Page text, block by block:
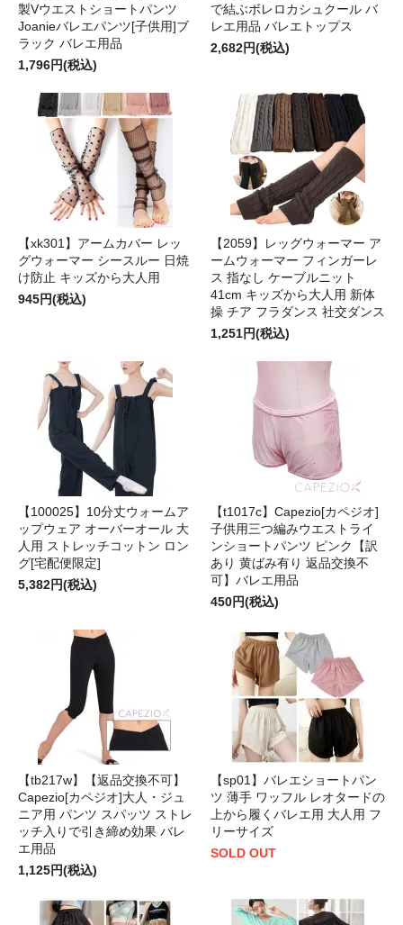
製Vウエストショートパンツ
Joanieバレエパンツ[子供用]ブ
ラック バレエ用品
1,796円(税込)
で結ぶボレロカシュクール バ
レエ用品 バレエトップス
2,682円(税込)
【xk301】アームカバー レッ
グウォーマー シースルー 日焼
け防止 キッズから大人用
945円(税込)
【2059】レッグウォーマー ア
ームウォーマー フィンガーレ
ス 指なし ケーブルニット
41cm キッズから大人用 新体
操 チア フラダンス 社交ダンス
1,251円(税込)
【100025】10分丈ウォームア
ップウェア オーバーオール 大
人用 ストレッチコットン ロン
グ[宅配便限定]
5,382円(税込)
【t1017c】Capezio[カペジオ]
子供用三つ編みウエストライ
ンショートパンツ ピンク【訳
あり 黄ばみ有り 返品交換不
可】バレエ用品
450円(税込)
【tb217w】【返品交換不可】
Capezio[カペジオ]大人・ジュ
ニア用 パンツ スパッツ ストレ
ッチ入りで引き締め効果 バレ
エ用品
1,125円(税込)
【sp01】バレエショートパン
ツ 薄手 ワッフル レオタードの
上から履くバレエ用 大人用 フ
リーサイズ
SOLD OUT